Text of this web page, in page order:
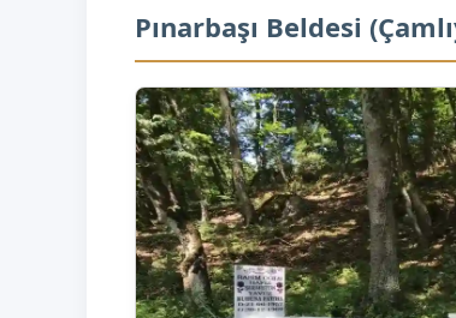
Pınarbaşı Beldesi